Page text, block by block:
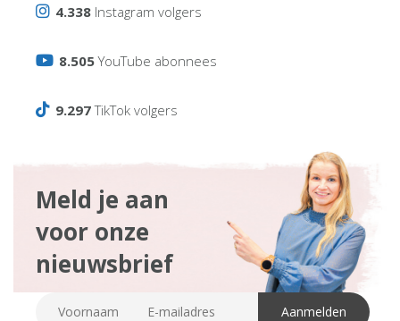
4.338 Instagram volgers
8.505YouTube abonnees
9.297TikTok volgers
Meld je aan
voor onze
nieuwsbrief